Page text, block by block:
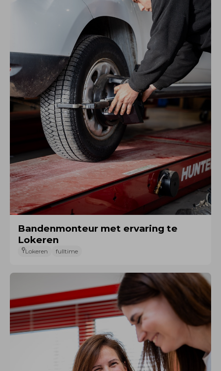
Bandenmonteur met ervaring te
Lokeren
Lokeren fulltime